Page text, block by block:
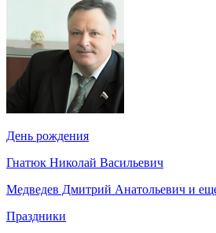
День рождения
Гнатюк Николай Васильевич
Медведев Дмитрий Анатольевич и
Праздники